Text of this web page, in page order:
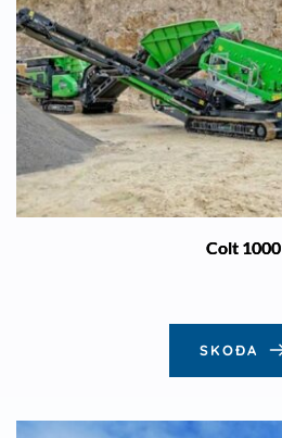
Colt 1000
SKOÐA